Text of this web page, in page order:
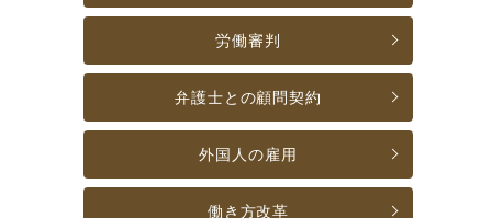
労働審判
弁護士との顧問契約
外国人の雇用
働き方改革